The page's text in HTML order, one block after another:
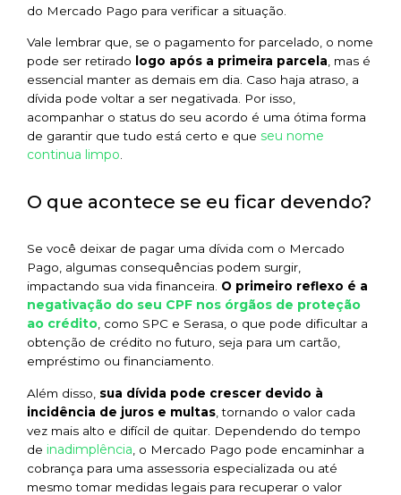
do Mercado Pago para verificar a situação.
Vale lembrar que, se o pagamento for parcelado, o nome
pode ser retirado logo após a primeira parcela , mas é
essencial manter as demais em dia. Caso haja atraso, a
dívida pode voltar a ser negativada. Por isso,
acompanhar o status do seu acordo é uma ótima forma
de garantir que tudo está certo e que seu nome
continua limpo
O que acontece se eu ficar devendo?
Se você deixar de pagar uma dívida com o Mercado
Pago, algumas consequências podem surgir,
impactando sua vida financeira. O primeiro reflexo é a
negativação do seu CPF nos órgãos de proteção
ao crédito , como SPC e Serasa, o que pode dificultar a
obtenção de crédito no futuro, seja para um cartão,
empréstimo ou financiamento.
Além disso, sua dívida pode crescer devido à
incidência de juros e multas , tornando o valor cada
vez mais alto e difícil de quitar. Dependendo do tempo
de inadimplência , o Mercado Pago pode encaminhar a
cobrança para uma assessoria especializada ou até
mesmo tomar medidas legais para recuperar o valor